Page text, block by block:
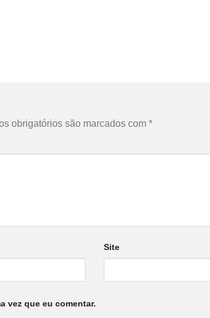
obrigatórios são marcados com *
Site
vez que eu comentar.